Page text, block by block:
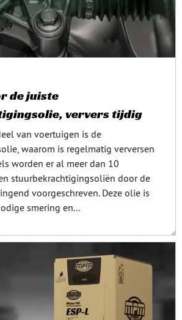
de juiste
ververs tijdig
van voertuigen is de
waarom is regelmatig verversen
worden er al meer dan 10
stuurbekrachtigingsoliën door de
voorgeschreven. Deze olie is
smering en...